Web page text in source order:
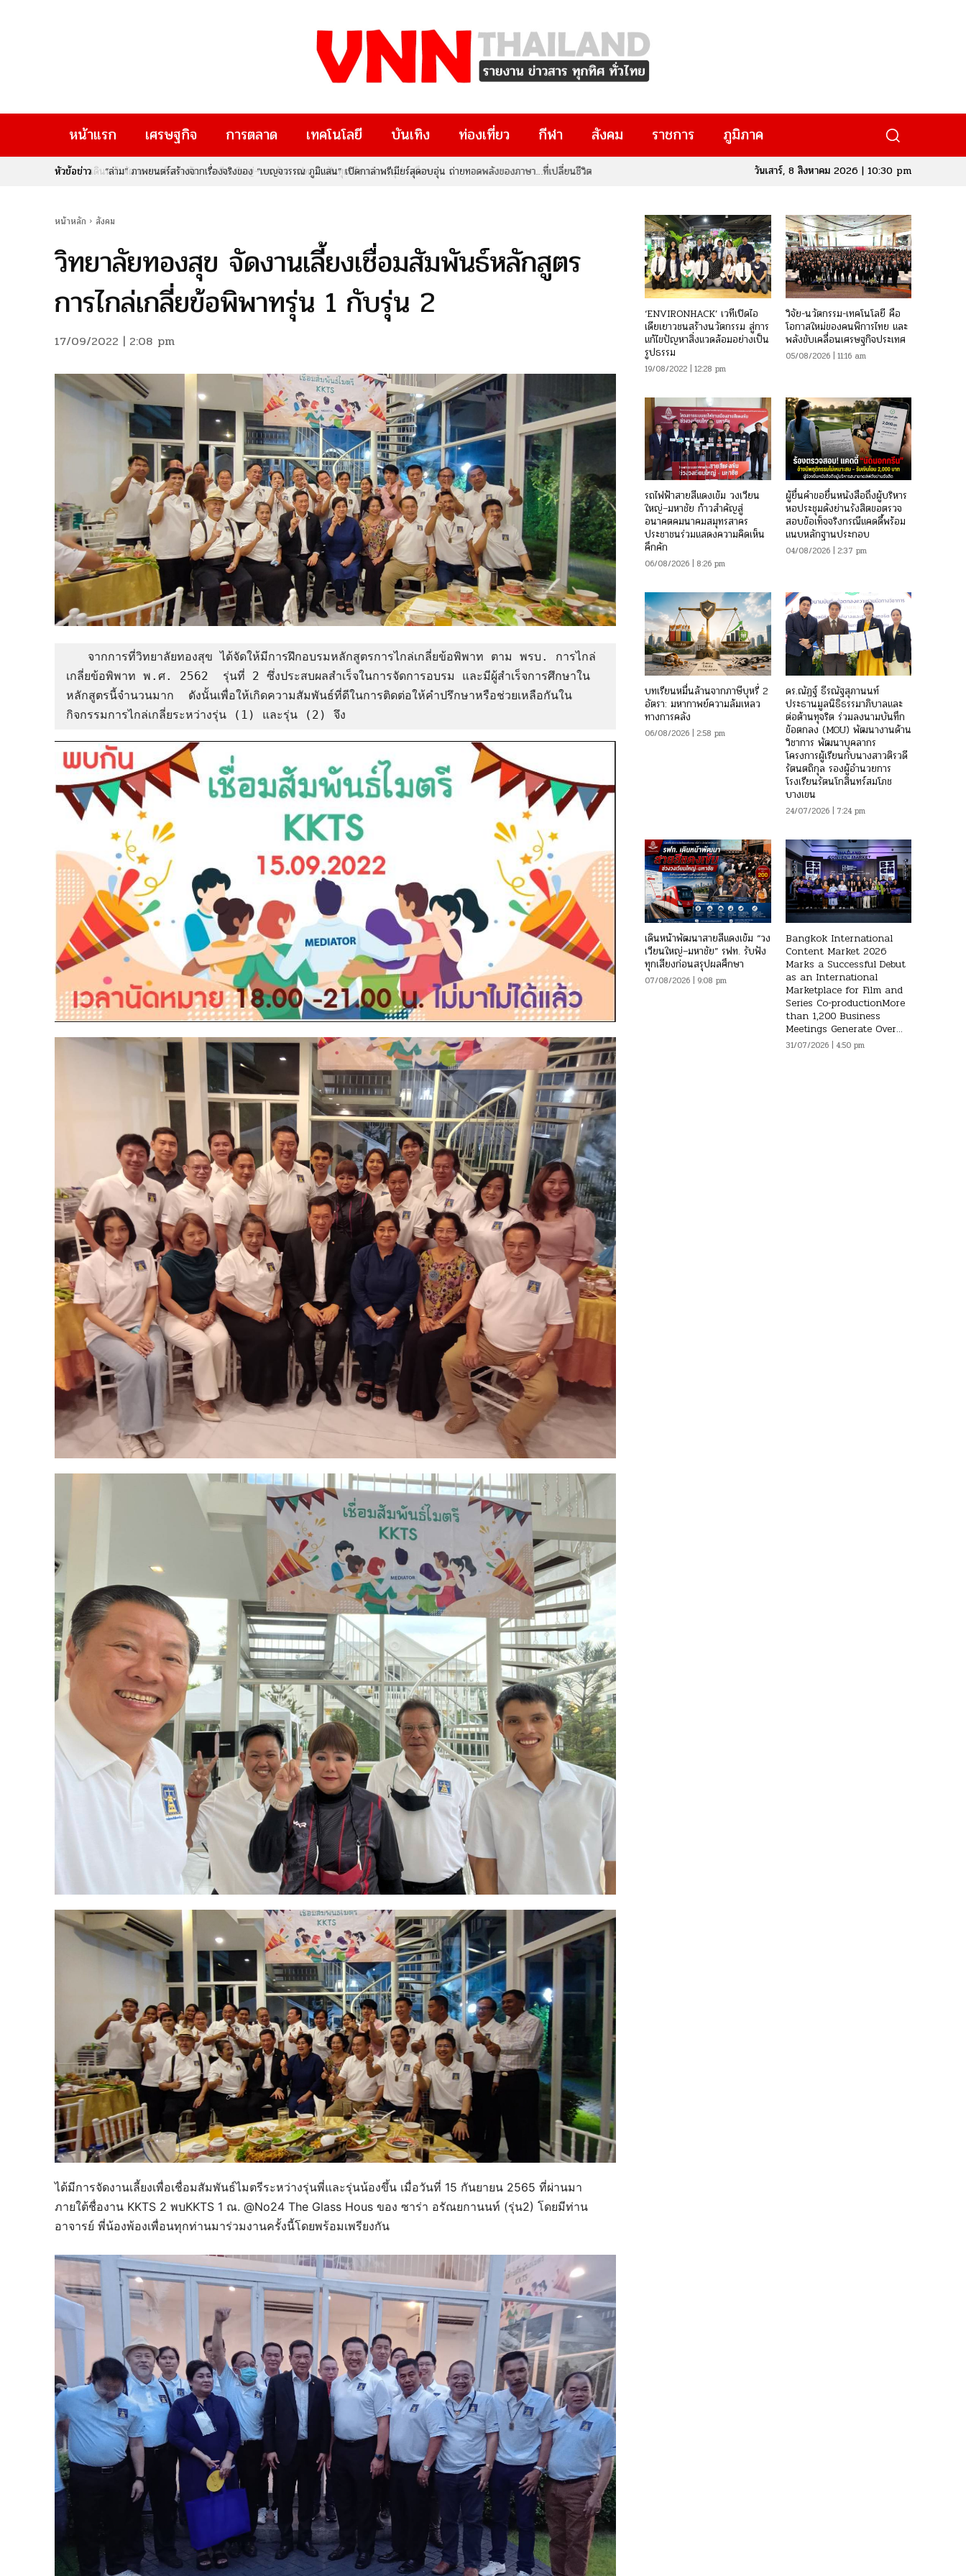
หน้าแรก เศรษฐกิจ การตลาด เทคโนโลยี บันเทิง ท่องเที่ยว กีฬา สังคม ราชการ ภูมิภาค
หัวข้อข่าว
“ล่าม” ภาพยนตร์สร้างจากเรื่องจริงของ “เบญจวรรณ ภูมิแสน” เปิดกาล่าพรีเมียร์สุดอบอุ่น ถ่ายทอดพลังของภาษา…ที่เปลี่ยนชีวิต
วันเสาร์, 8 สิงหาคม 2026 | 10:30 pm
หน้าหลัก สังคม
วิทยาลัยทองสุข จัดงานเลี้ยงเชื่อมสัมพันธ์หลักสูตร
การไกล่เกลี่ยข้อพิพาทรุ่น 1 กับรุ่น 2
17/09/2022 | 2:08 pm
เกลี่ยข้อพิพาท พ.ศ. 2562  รุ่นที่ 2 ซึ่งประสบผลสำเร็จในการจัดการอบรม และมีผู้สำเร็จการศึกษาใน
หลักสูตรนี้จำนวนมาก  ดังนั้นเพื่อให้เกิดความสัมพันธ์ที่ดีในการติดต่อให้คำปรึกษาหรือช่วยเหลือกันใน
กิจกรรมการไกล่เกลี่ยระหว่างรุ่น (1) และรุ่น (2) จึง
ได้มีการจัดงานเลี้ยงเพื่อเชื่อมสัมพันธ์ไมตรีระหว่างรุ่นพี่และรุ่นน้องขึ้น เมื่อวันที่ 15 กันยายน 2565 ที่ผ่านมา
ภายใต้ชื่องาน KKTS 2 พบKKTS 1 ณ. @No24 The Glass Hous ของ ซาร่า อรัณยกานนท์ (รุ่น2) โดยมีท่าน
อาจารย์ พี่น้องพ้องเพื่อนทุกท่านมาร่วมงานครั้งนี้โดยพร้อมเพรียงกัน
‘ENVIRONHACK’ เวทีเปิดไอ
เดียเยาวชนสร้างนวัตกรรม สู่การ
แก้ไขปัญหาสิ่งแวดล้อมอย่างเป็น
รูปธรรม
19/08/2022 | 12:28 pm
วิจัย-นวัตกรรม-เทคโนโลยี คือ
โอกาสใหม่ของคนพิการไทย และ
พลังขับเคลื่อนเศรษฐกิจประเทศ
05/08/2026 | 11:16 am
รถไฟฟ้าสายสีแดงเข้ม วงเวียน
ใหญ่–มหาชัย ก้าวสำคัญสู่
อนาคตคมนาคมสมุทรสาคร
ประชาชนร่วมแสดงความคิดเห็น
คึกคัก
06/08/2026 | 8:26 pm
ผู้ยื่นคำขอยื่นหนังสือถึงผู้บริหาร
หอประชุมดังย่านรังสิตขอตรวจ
สอบข้อเท็จจริงกรณีแคดดี้พร้อม
แนบหลักฐานประกอบ
04/08/2026 | 2:37 pm
บทเรียนหมื่นล้านจากภาษีบุหรี่ 2
อัตรา: มหากาพย์ความล้มเหลว
ทางการคลัง
06/08/2026 | 2:58 pm
ดร.ณัฏฐ์ ธีรณัฐสุภานนท์
ประธานมูลนิธิธรรมาภิบาลและ
ต่อต้านทุจริต ร่วมลงนามบันทึก
ข้อตกลง (MOU) พัฒนางานด้าน
วิชาการ พัฒนาบุคลากร
โครงการผู้เรียนกับนางสาวติรวดี
รัตนตถิกุล รองผู้อำนวยการ
โรงเรียนรัตนโกสินทร์สมโภช
บางเขน
24/07/2026 | 7:24 pm
เดินหน้าพัฒนาสายสีแดงเข้ม “วง
เวียนใหญ่–มหาชัย” รฟท. รับฟัง
ทุกเสียงก่อนสรุปผลศึกษา
07/08/2026 | 9:08 pm
Bangkok International
Content Market 2026
Marks a Successful Debut
as an International
Marketplace for Film and
Series Co-productionMore
than 1,200 Business
Meetings Generate Over...
31/07/2026 | 4:50 pm